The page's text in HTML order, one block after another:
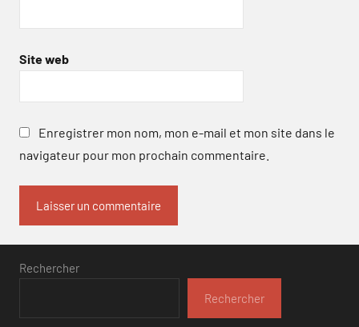
Site web
Enregistrer mon nom, mon e-mail et mon site dans le
navigateur pour mon prochain commentaire.
Rechercher
Rechercher